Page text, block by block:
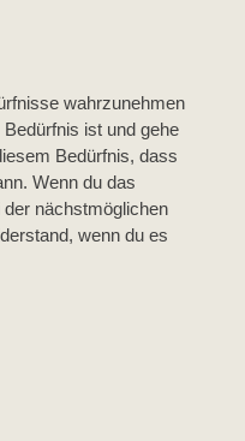
wahrzunehmen
ist und gehe
Bedürfnis, dass
Wenn du das
nächstmöglichen
wenn du es